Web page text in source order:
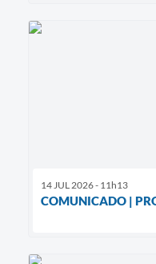
14 JUL 2026 - 11h13
COMUNICADO |